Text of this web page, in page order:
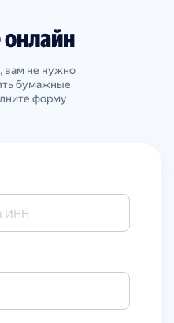
вам не нужно
бумажные
форму